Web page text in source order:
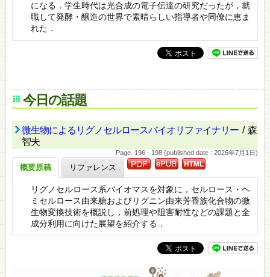
になる．学生時代は光合成の電子伝達の研究だったが，就
職して発酵・醸造の世界で素晴らしい指導者や同僚に恵ま
れた．
今日の話題
微生物によるリグノセルロースバイオリファイナリー / 森
智夫
Page. 196 - 198 (published date : 2026年7月1日)
概要原稿 リファレンス
リグノセルロース系バイオマスを対象に，セルロース・ヘ
ミセルロース由来糖およびリグニン由来芳香族化合物の微
生物変換技術を概説し，前処理や阻害耐性などの課題と全
成分利用に向けた展望を紹介する．